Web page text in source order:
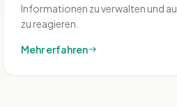
Informationen zu verwalten und
zu reagieren.
Mehr erfahren